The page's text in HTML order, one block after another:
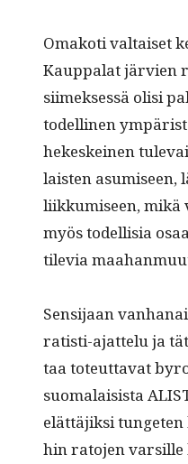
Omakoti val­taiset
Kaup­palat järvien
siimek­sessä olisi
todel­li­nen
hekeskeinen
lais­ten
liikku­miseen,
myös todel­lisia
tile­via
Sen­si­jaan
ratisti-ajat­telu ja
taa toteut­ta­vat
suo­ma­lai­sista
elät­täjik­si
hin rato­jen